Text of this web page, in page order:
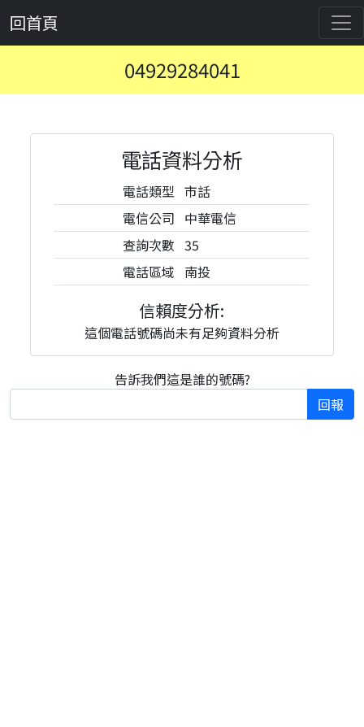
回首頁
04929284041
電話資料分析
電話類型 市話
電信公司 中華電信
查詢次數 35
電話區域 南投
信賴度分析:
這個電話號碼尚未有足夠資料分析
告訴我們這是誰的號碼?
回報